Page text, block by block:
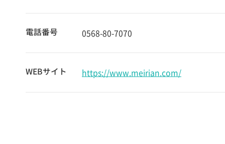
電話番号 0568-80-7070
WEBサイト https://www.meirian.com/